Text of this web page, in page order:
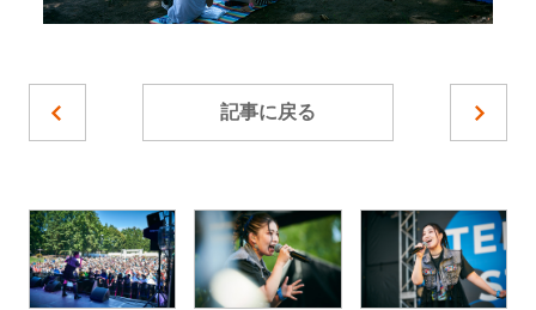
記事に戻る